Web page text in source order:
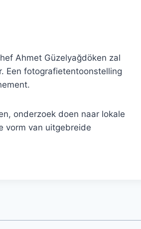
Ahmet Güzelyağdöken zal
Een fotografietentoonstelling
onderzoek doen naar lokale
vorm van uitgebreide